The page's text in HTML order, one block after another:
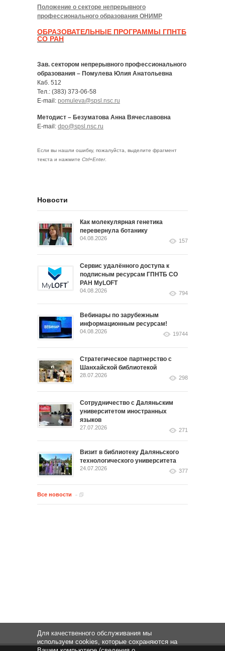
Положение о секторе непрерывного
профессионального образования ОНИМР
ОБРАЗОВАТЕЛЬНЫЕ ПРОГРАММЫ ГПНТБ
СО РАН
Зав. сектором непрерывного профессионального
образования – Помулева Юлия Анатольевна
Каб. 512
Тел.: (383) 373-06-58
E-mail: pomuleva@spsl.nsc.ru
Методист – Безуматова Анна Вячеславовна
E-mail: dpo@spsl.nsc.ru
Если вы нашли ошибку, пожалуйста, выделите фрагмент
текста и нажмите Ctrl+Enter.
Новости
Как молекулярная генетика
перевернула ботанику
04.08.2026 157
Сервис удалённого доступа к
подписным ресурсам ГПНТБ СО
РАН MyLOFT
04.08.2026 794
Вебинары по зарубежным
информационным ресурсам!
04.08.2026 19744
Стратегическое партнерство с
Шанхайской библиотекой
28.07.2026 298
Сотрудничество с Даляньским
университетом иностранных
языков
27.07.2026 271
Визит в библиотеку Даляньского
технологического университета
24.07.2026 377
Все новости
Для качественного обслуживания мы
используем cookies, которые сохраняются на